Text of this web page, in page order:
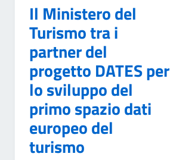
Il Ministero del
Turismo tra i
partner del
progetto DATES per
lo sviluppo del
primo spazio dati
europeo del
turismo